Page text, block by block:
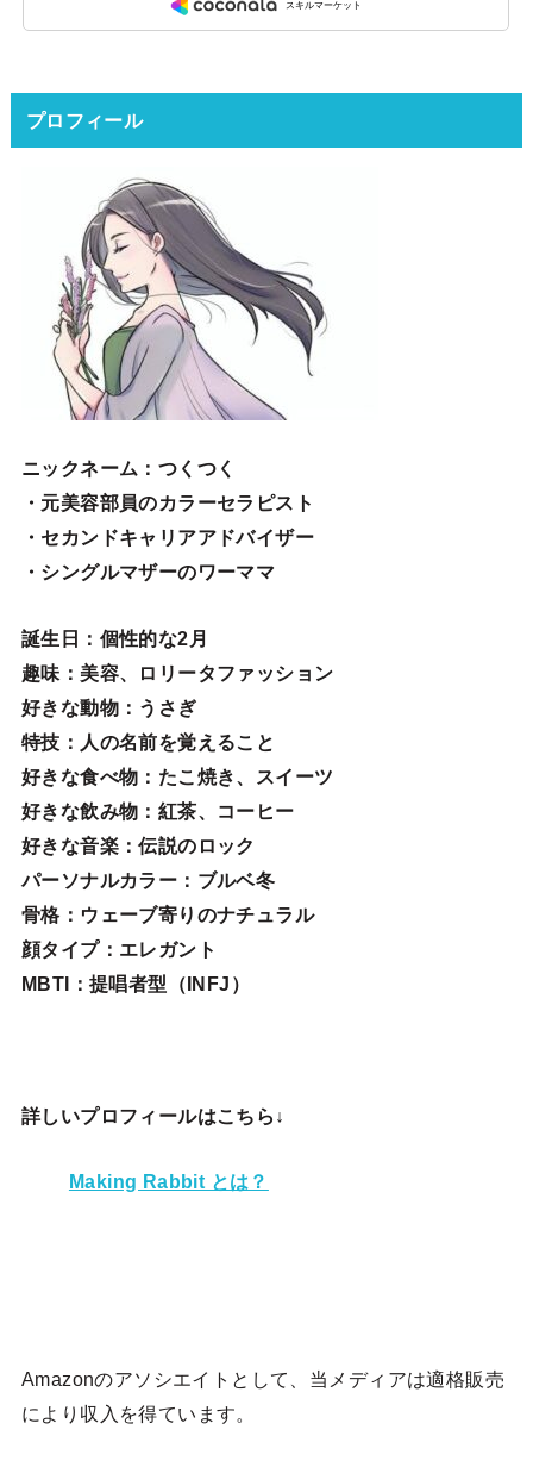
プロフィール
ニックネーム ：つくつく
・元美容部員のカラーセラピスト
・セカンドキャリアアドバイザー
・シングルマザーのワーママ
誕生日 ：個性的な2月
趣味 ：美容、ロリータファッション
好きな動物：うさぎ
特技 ：人の名前を覚えること
好きな食べ物 ：たこ焼き、スイーツ
好きな飲み物：紅茶、コーヒー
好きな音楽：伝説のロック
パーソナルカラー：ブルベ冬
骨格：ウェーブ寄りのナチュラル
顔タイプ：エレガン ト
MBTI：提唱者型（INFJ）
詳しいプロフィールはこちら↓
Making Rabbit とは？
Amazonのアソシエイトとして、当メディアは適格販売
により収入を得ています。